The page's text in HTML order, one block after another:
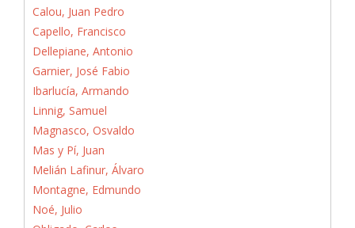
Calou, Juan Pedro
Capello, Francisco
Dellepiane, Antonio
Garnier, José Fabio
Ibarlucía, Armando
Linnig, Samuel
Magnasco, Osvaldo
Mas y Pí, Juan
Melián Lafinur, Álvaro
Montagne, Edmundo
Noé, Julio